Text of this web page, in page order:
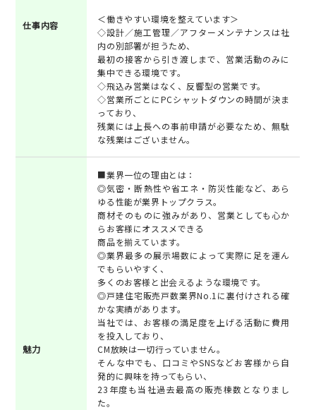
仕事内容
＜働きやすい環境を整えています＞
◇設計／施工管理／アフターメンテナンスは社
内の別部署が担うため、
最初の接客から引き渡しまで、営業活動のみに
集中できる環境です。
◇飛込み営業はなく、反響型の営業です。
◇営業所ごとにPCシャットダウンの時間が決ま
っており、
残業には上長への事前申請が必要なため、無駄
な残業はございません。
魅力
■業界一位の理由とは：
◎気密・断熱性や省エネ・防災性能など、あら
ゆる性能が業界トップクラス。
商材そのものに強みがあり、営業としても心か
らお客様にオススメできる
商品を揃えています。
◎業界最多の展示場数によって実際に足を運ん
でもらいやすく、
多くのお客様と出会えるような環境です。
◎戸建住宅販売戸数業界No.1に裏付けされる確
かな実績があります。
当社では、お客様の満足度を上げる活動に費用
を投入しており、
CM放映は一切行っていません。
そんな中でも、口コミやSNSなどお客様から自
発的に興味を持ってもらい、
23年度も当社過去最高の販売棟数となりまし
た。